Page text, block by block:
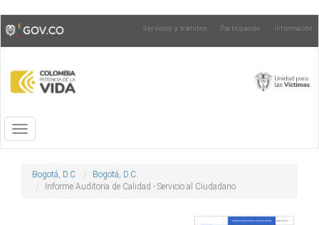
Pasar
al
contenido
Toggle
high
contrast
Servicios y trámites Participación Información
Toggle
navigation
Bogotá, D.C.
Bogotá, D.C.
Informe Auditoria de Calidad - Servicio al Ciudadano